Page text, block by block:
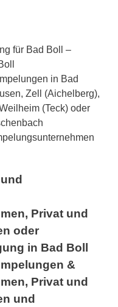
für Bad Boll –
in Bad
Zell (Aichelberg),
(Teck) oder
Privat und
oder
in Bad Boll
&
Privat und
und